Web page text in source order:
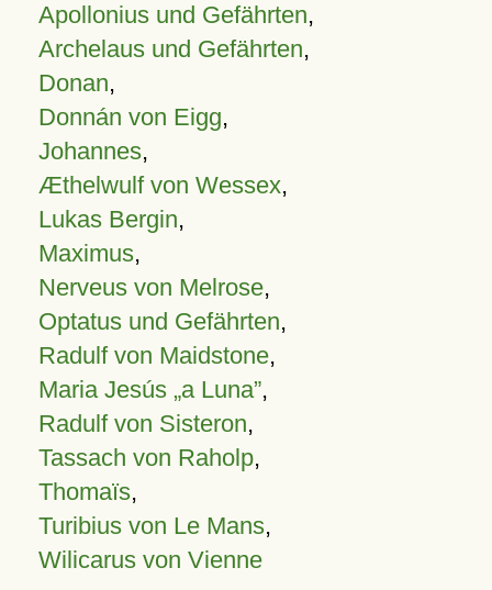
Apollonius und Gefährten,
Archelaus und Gefährten,
Donan,
Donnán von Eigg,
Johannes,
Æthelwulf von Wessex,
Lukas Bergin,
Maximus,
Nerveus von Melrose,
Optatus und Gefährten,
Radulf von Maidstone,
Maria Jesús „a Luna”,
Radulf von Sisteron,
Tassach von Raholp,
Thomaïs,
Turibius von Le Mans,
Wilicarus von Vienne